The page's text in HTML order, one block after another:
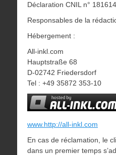
Déclaration CNIL n°
Responsables de la
Hébergement :
All-inkl.com
Hauptstraße 68
D-02742 Friedersdorf
Tel : +49 35872 353-10
www.http://all-inkl.com
En cas de réclamation, le
dans un premier temps